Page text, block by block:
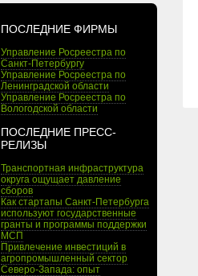
ПОСЛЕДНИЕ ФИРМЫ
Управление Росреестра по
Санкт-Петербургу
Управление Росреестра по
Ленинградской области
Управление Росреестра по
Вологодской области
ПОСЛЕДНИЕ ПРЕСС-
РЕЛИЗЫ
Транспортная инфраструктура
округа ощущает давление
сборов
Как стартапы Санкт-Петербурга
используют государственные
гранты и программы поддержки
МСП
Привлечение инвестиций в
агропромышленный сектор
Северо-Запада: опыт